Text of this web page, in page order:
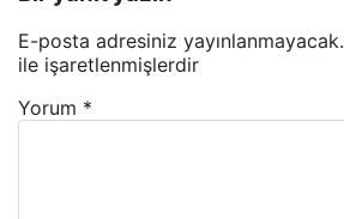
E-posta adresiniz yayınlanmayacak.
ile işaretlenmişlerdir
Yorum *